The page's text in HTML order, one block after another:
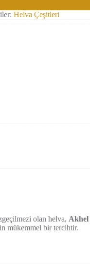
Helva Çeşitleri
olan helva, Akhel
mükemmel bir tercihtir.